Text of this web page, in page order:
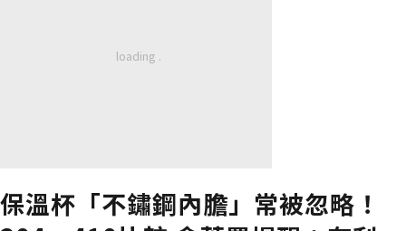
保溫杯「不鏽鋼內膽」常被忽略！